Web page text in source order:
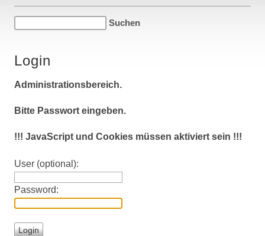
Login
Administrationsbereich.
Bitte Passwort eingeben.
!!! JavaScript und Cookies müssen aktiviert sein !!!
User (optional):
Password: